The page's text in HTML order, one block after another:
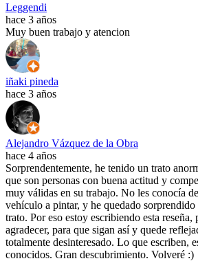
Leggendi
hace 3 años
Muy buen trabajo y atencion
iñaki pineda
hace 3 años
Alejandro Vázquez de la Obra
hace 4 años
Sorprendentemente, he tenido un trato
que son personas con buena actitud y
muy válidas en su trabajo. No les conocía
vehículo a pintar, y he quedado
trato. Por eso estoy escribiendo esta reseña,
agradecer, para que sigan así y quede
totalmente desinteresado. Lo que escriben,
conocidos. Gran descubrimiento. Volveré :)